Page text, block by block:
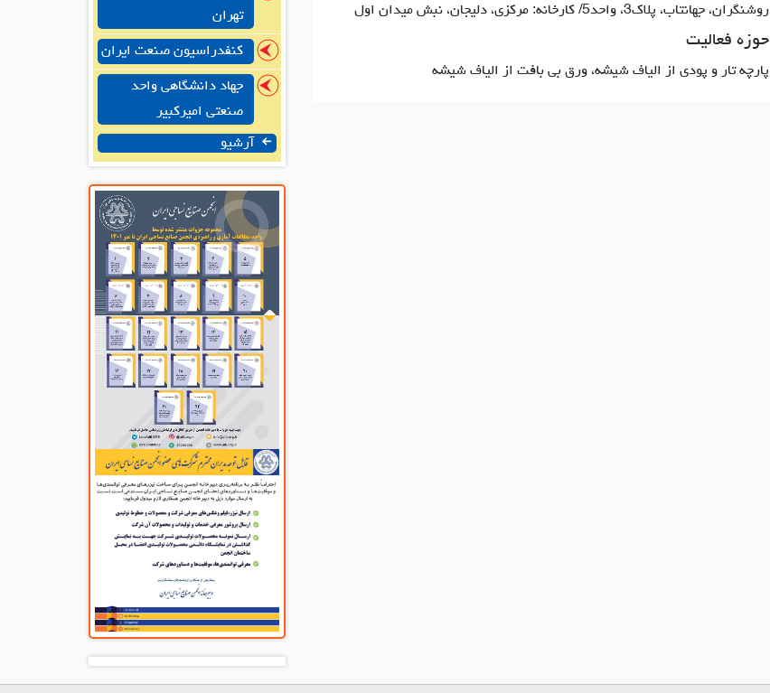
روشنگران، جهانتاب، پلاک3، واحد5/ کارخانه: مرکزی، دلیجان، نبش میدان اول
حوزه فعالیت
پارچه تار و پودی از الیاف شیشه، ورق بی بافت از الیاف شیشه
تهران
کنفدراسیون صنعت ایران
جهاد دانشگاهی واحد
صنعتی امیرکبیر
آرشیو